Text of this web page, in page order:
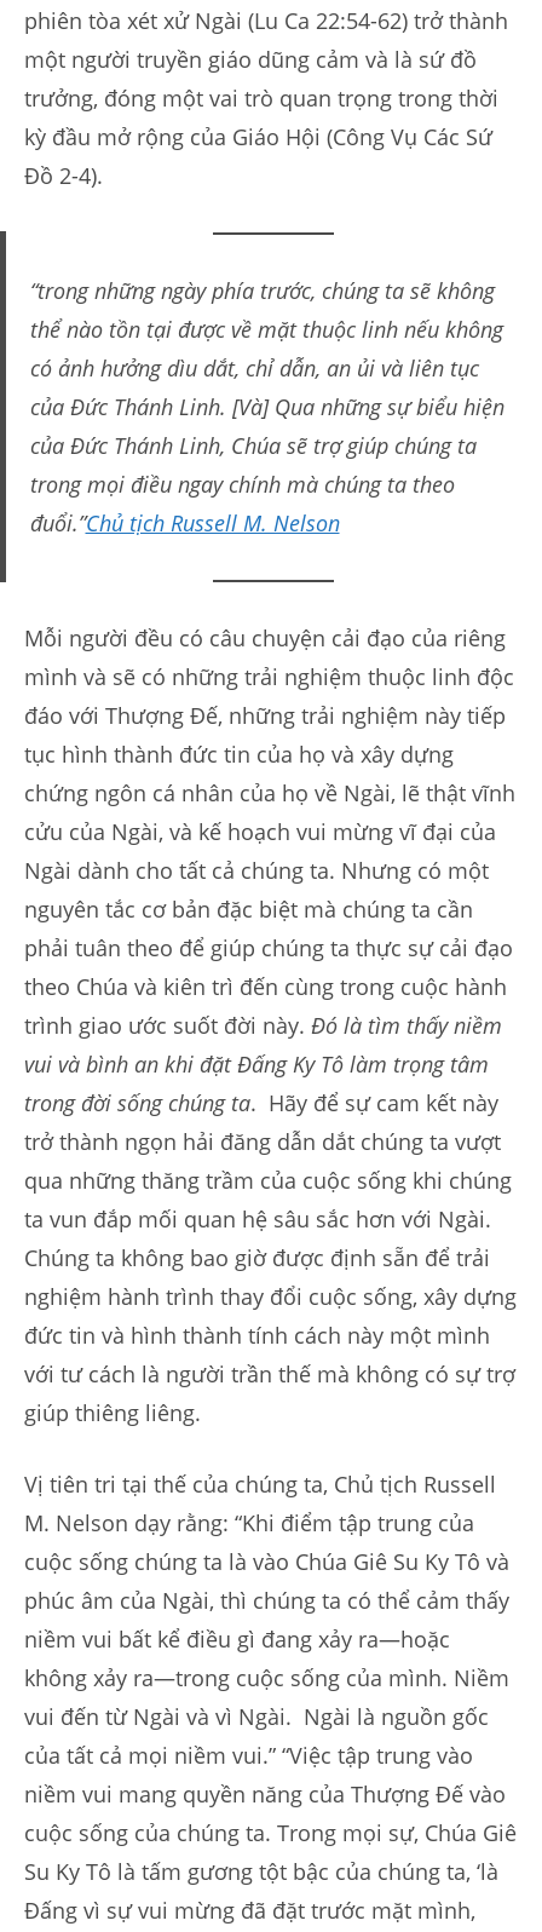
phiên tòa xét xử Ngài (Lu Ca 22:54-62) trở thành
một người truyền giáo dũng cảm và là sứ đồ
trưởng, đóng một vai trò quan trọng trong thời
kỳ đầu mở rộng của Giáo Hội (Công Vụ Các Sứ
Đồ 2-4).
“trong những ngày phía trước, chúng ta sẽ không
thể nào tồn tại được về mặt thuộc linh nếu không
có ảnh hưởng dìu dắt, chỉ dẫn, an ủi và liên tục
của Đức Thánh Linh. [Và] Qua những sự biểu hiện
của Đức Thánh Linh, Chúa sẽ trợ giúp chúng ta
trong mọi điều ngay chính mà chúng ta theo
đuổi.”Chủ tịch Russell M. Nelson
Mỗi người đều có câu chuyện cải đạo của riêng
mình và sẽ có những trải nghiệm thuộc linh độc
đáo với Thượng Đế, những trải nghiệm này tiếp
tục hình thành đức tin của họ và xây dựng
chứng ngôn cá nhân của họ về Ngài, lẽ thật vĩnh
cửu của Ngài, và kế hoạch vui mừng vĩ đại của
Ngài dành cho tất cả chúng ta. Nhưng có một
nguyên tắc cơ bản đặc biệt mà chúng ta cần
phải tuân theo để giúp chúng ta thực sự cải đạo
theo Chúa và kiên trì đến cùng trong cuộc hành
trình giao ước suốt đời này. Đó là tìm thấy niềm
vui và bình an khi đặt Đấng Ky Tô làm trọng tâm
trong đời sống chúng ta. Hãy để sự cam kết này
trở thành ngọn hải đăng dẫn dắt chúng ta vượt
qua những thăng trầm của cuộc sống khi chúng
ta vun đắp mối quan hệ sâu sắc hơn với Ngài.
Chúng ta không bao giờ được định sẵn để trải
nghiệm hành trình thay đổi cuộc sống, xây dựng
đức tin và hình thành tính cách này một mình
với tư cách là người trần thế mà không có sự trợ
giúp thiêng liêng.
Vị tiên tri tại thế của chúng ta, Chủ tịch Russell
M. Nelson dạy rằng: “Khi điểm tập trung của
cuộc sống chúng ta là vào Chúa Giê Su Ky Tô và
phúc âm của Ngài, thì chúng ta có thể cảm thấy
niềm vui bất kể điều gì đang xảy ra—hoặc
không xảy ra—trong cuộc sống của mình. Niềm
vui đến từ Ngài và vì Ngài. Ngài là nguồn gốc
của tất cả mọi niềm vui.” “Việc tập trung vào
niềm vui mang quyền năng của Thượng Đế vào
cuộc sống của chúng ta. Trong mọi sự, Chúa Giê
Su Ky Tô là tấm gương tột bậc của chúng ta, ‘là
Đấng vì sự vui mừng đã đặt trước mặt mình,